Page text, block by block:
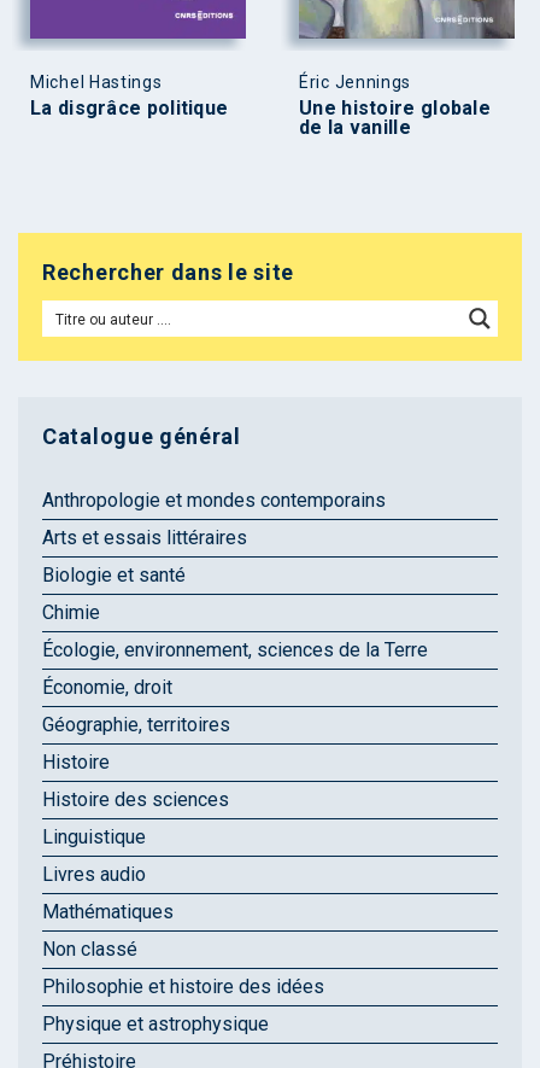
Michel Hastings
La disgrâce politique
Éric Jennings
Une histoire globale
de la vanille
Rechercher dans le site
Catalogue général
Anthropologie et mondes contemporains
Arts et essais littéraires
Biologie et santé
Chimie
Écologie, environnement, sciences de la Terre
Économie, droit
Géographie, territoires
Histoire
Histoire des sciences
Linguistique
Livres audio
Mathématiques
Non classé
Philosophie et histoire des idées
Physique et astrophysique
Préhistoire